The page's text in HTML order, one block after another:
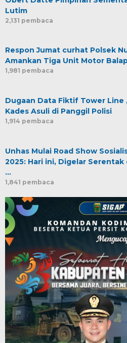
Lutim
2,131 pembaca
Respon Jumat curhat Polsek
Amankan Tiga Unit Motor
1,981 pembaca
Dugaan Data Fiktif Tower Line
Kades Asuli di Panggil Polisi
1,914 pembaca
Unhas Mulai Road Show
2025: Hari ini, Digelar Serentak
…
1,841 pembaca